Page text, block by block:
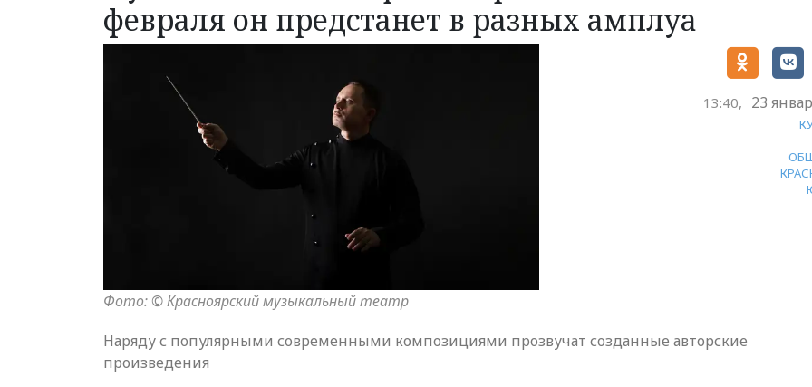
февраля он предстанет в разных амплуа
Фото: © Красноярский музыкальный театр
13:40, 23
Наряду с популярными современными композициями прозвучат созданные авторские
произведения